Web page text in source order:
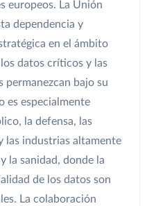
europeos. La Unión
dependencia y
en el ámbito
datos críticos y las
permanezcan bajo su
es especialmente
la defensa, las
las industrias altamente
la sanidad, donde la
de los datos son
La colaboración